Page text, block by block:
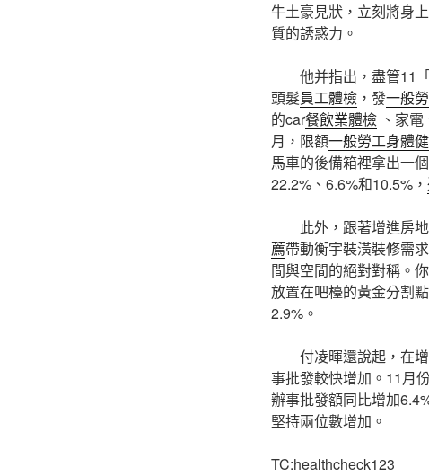
牛土豪見狀，立刻將身
質的誘惑力。
他并指出，盡管11
頭髮員工體檢 ，發一般
的car餐飲業體檢 、家
月，限額一般勞工身體
馬車的後備箱裡拿出一
22.2%、6.6%和10.5%，
此外，跟著增進房
薦帶動衡宇裝潢裝修需
間與空間的絕對對稱。
放置在吧檯的黃金分割
2.9%。
付凌暉還說起，在
事批發較快增加。11月
辦事批發額同比增加
堅持兩位數增加。
TC:healthcheck123